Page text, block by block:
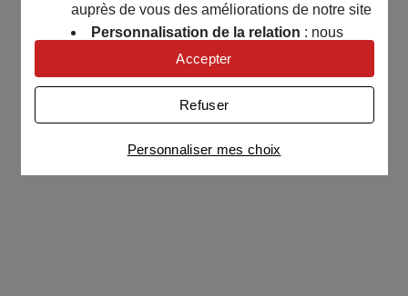
auprès de vous des améliorations de notre site
Personnalisation de la relation : nous
nous servons de cookies pour adapter nos
contenus et personnaliser nos offres
Univers publicitaire: nous utilisons avec
nos partenaires des cookies pour afficher des
publicités personnalisées
Connaître notre politique cookies et la liste de nos
partenaires
Personnaliser mes choix
Refuser
Accepter